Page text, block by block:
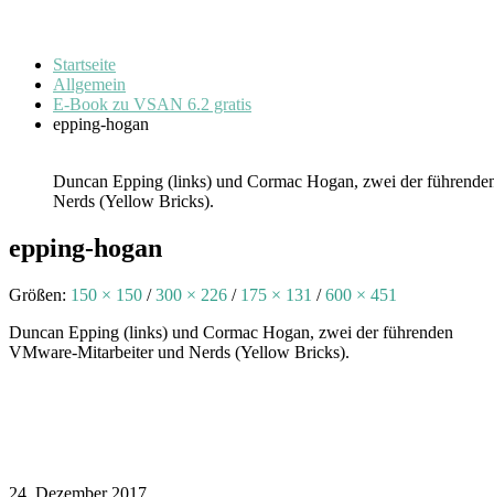
Startseite
Allgemein
E-Book zu VSAN 6.2 gratis
epping-hogan
Duncan Epping (links) und Cormac Hogan, zwei der
Nerds (Yellow Bricks).
epping-hogan
Größen: 150 × 150 / 300 × 226 / 175 × 131 / 600 × 451
Duncan Epping (links) und Cormac Hogan, zwei der führenden
VMware-Mitarbeiter und Nerds (Yellow Bricks).
24. Dezember 2017